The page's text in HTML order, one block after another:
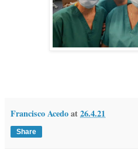
Francisco Acedoat26.4.21
Share